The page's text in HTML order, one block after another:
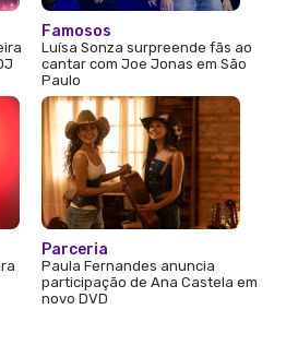
Famosos
Luísa Sonza surpreende fãs ao
cantar com Joe Jonas em São
Paulo
Parceria
Paula Fernandes anuncia
participação de Ana Castela em
novo DVD